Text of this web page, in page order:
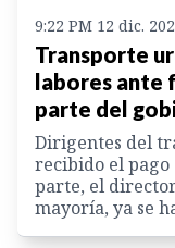
9:22 PM 12 dic.
Transporte
labores ante
parte del
Dirigentes del
recibido el pago
parte, el
mayoría, ya se